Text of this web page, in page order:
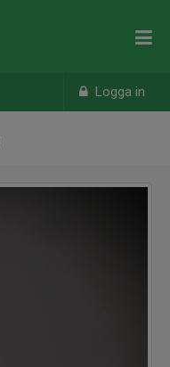
Logga in